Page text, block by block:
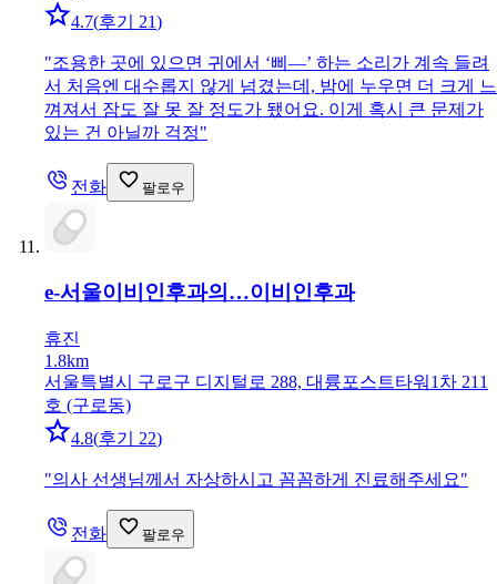
4.7(후기 21)
"조용한 곳에 있으면 귀에서 ‘삐—’ 하는 소리가 계속 들려
서 처음엔 대수롭지 않게 넘겼는데, 밤에 누우면 더 크게 느
껴져서 잠도 잘 못 잘 정도가 됐어요. 이게 혹시 큰 문제가
있는 건 아닐까 걱정"
전화 팔로우
e-서울이비인후과의…이비인후과
휴진
1.8km
서울특별시 구로구 디지털로 288, 대륭포스트타워1차 211
호 (구로동)
4.8(후기 22)
"의사 선생님께서 자상하시고 꼼꼼하게 진료해주세요"
전화 팔로우